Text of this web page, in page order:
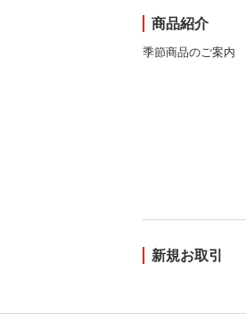
商品紹介
季節商品のご案内
新規お取引